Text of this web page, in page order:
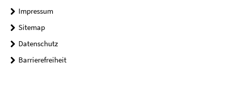
Impressum
Sitemap
Datenschutz
Barrierefreiheit